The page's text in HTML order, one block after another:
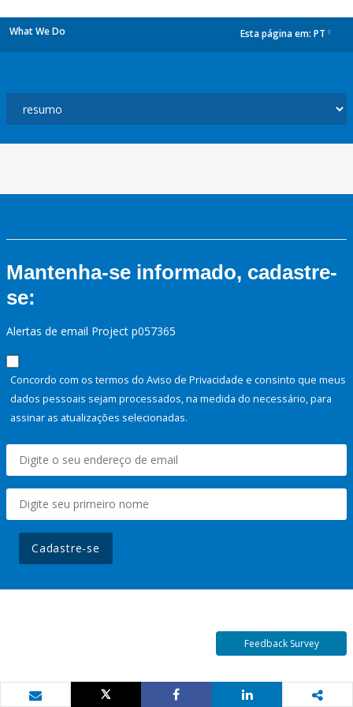
What We Do Esta página em: PT
Mantenha-se informado, cadastre-
se:
Alertas de email Project p057365
Concordo com os termos do Aviso de Privacidade e consinto que meus
dados pessoais sejam processados, na medida do necessário, para
assinar as atualizações selecionadas.
Cadastre-se
Feedback Survey